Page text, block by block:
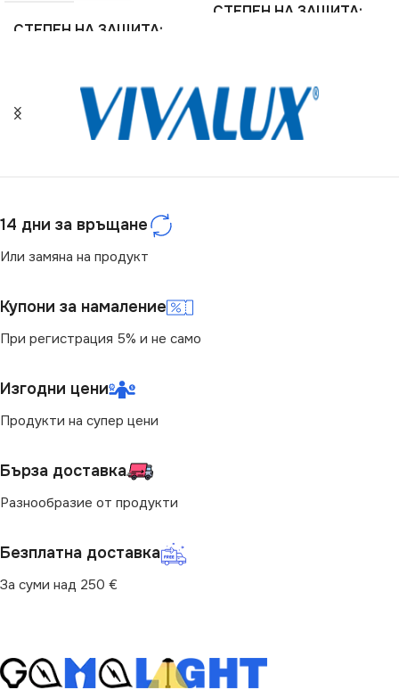
СТЕПЕН НА ЗАЩИТА
ЦВЯТ Кремав
МАРКА KANLUX
РОЗЕТКА
СТЕПЕН НА ЗАЩИТА
ЦВЯТ Перлено Бяло
14 дни за връщане
Или замяна на продукт
Купони за намаление
При регистрация 5% и не само
Изгодни цени
Продукти на супер цени
Бърза доставка
Разнообразие от продукти
Безплатна доставка
За суми над 250 €